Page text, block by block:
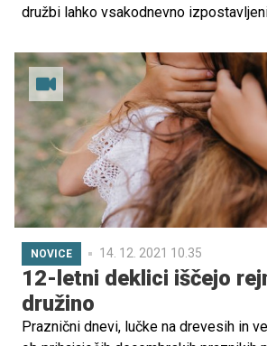
družbi lahko vsakodnevno
Preverite, kako lahko kot starši
otrok uživa droge, kako se odzvati in
NOVICE 14. 12. 2021 10.35
12-letni deklici iščejo
družino
Praznični dnevi, lučke na drevesih in